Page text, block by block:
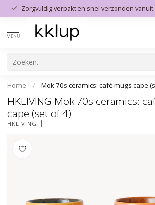
Zorgvuldig verpakt en snel verzonden vanuit
MENU
Home / Mok 70s ceramics: café mugs cape
HKLIVING Mok 70s ceramics:
cape (set of 4)
HKLIVING